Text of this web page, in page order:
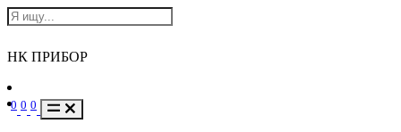
НК ПРИБОР
0 0 0